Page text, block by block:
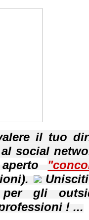
il tuo
social
per gli
! ...